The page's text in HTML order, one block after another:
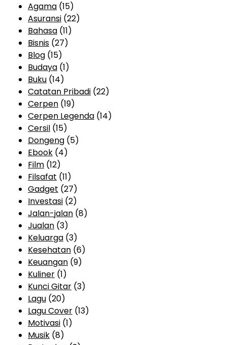
Agama (15)
Asuransi (22)
Bahasa (11)
Bisnis (27)
Blog (15)
Budaya (1)
Buku (14)
Catatan Pribadi (22)
Cerpen (19)
Cerpen Legenda (14)
Cersil (15)
Dongeng (5)
Ebook (4)
Film (12)
Filsafat (11)
Gadget (27)
Investasi (2)
Jalan-jalan (8)
Jualan (3)
Keluarga (3)
Kesehatan (6)
Keuangan (9)
Kuliner (1)
Kunci Gitar (3)
Lagu (20)
Lagu Cover (13)
Motivasi (1)
Musik (8)